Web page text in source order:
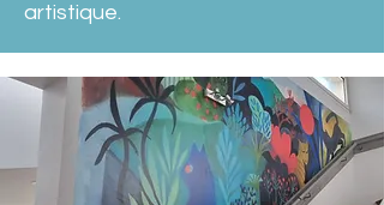
artistique.